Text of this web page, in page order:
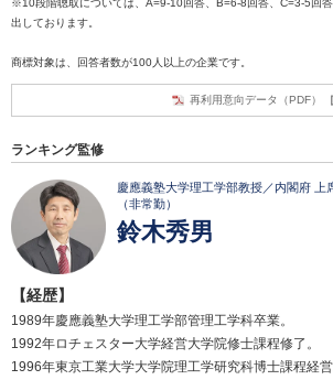
※10段階聴取については、A=9-10回答、B=6-8回答、C=3-5回
出しております。
商標対象は、回答者数が100人以上の企業です。
再利用意向データ（PDF）
ランキング監修
慶應義塾大学理工学部教授／内閣府 上
（非常勤）
鈴木秀男
【経歴】
1989年慶應義塾大学理工学部管理工学科卒業。
1992年ロチェスター大学経営大学院修士課程修了。
1996年東京工業大学大学院理工学研究科博士課程経